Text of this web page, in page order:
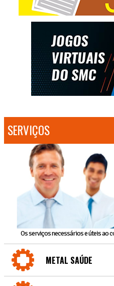
SERVIÇOS
Os serviços necessários e úteis ao
METAL SAÚDE